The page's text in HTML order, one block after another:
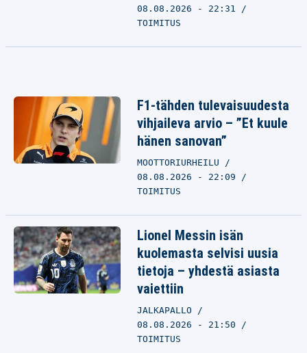
08.08.2026 - 22:31
TOIMITUS
F1-tähden tulevaisuudesta
vihjaileva arvio – ”Et kuule
hänen sanovan”
MOOTTORIURHEILU
08.08.2026 - 22:09
TOIMITUS
Lionel Messin isän
kuolemasta selvisi uusia
tietoja – yhdestä asiasta
vaiettiin
JALKAPALLO
08.08.2026 - 21:50
TOIMITUS